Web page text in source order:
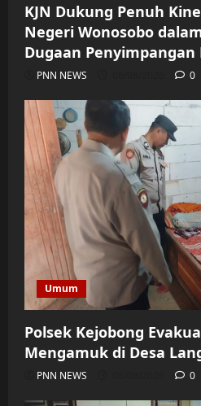
KJN Dukung Penuh
Negeri Wonosobo
Dugaan Penyimpangan
PNN NEWS 0
Umum
Polsek Kejobong
Mengamuk di Desa
PNN NEWS 0